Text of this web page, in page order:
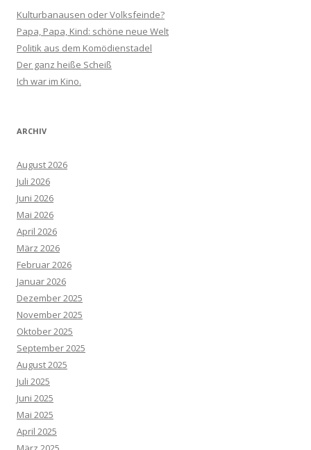
Kulturbanausen oder Volksfeinde?
Papa, Papa, Kind: schöne neue Welt
Politik aus dem Komödienstadel
Der ganz heiße Scheiß
Ich war im Kino.
ARCHIV
August 2026
Juli 2026
Juni 2026
Mai 2026
April 2026
März 2026
Februar 2026
Januar 2026
Dezember 2025
November 2025
Oktober 2025
September 2025
August 2025
Juli 2025
Juni 2025
Mai 2025
April 2025